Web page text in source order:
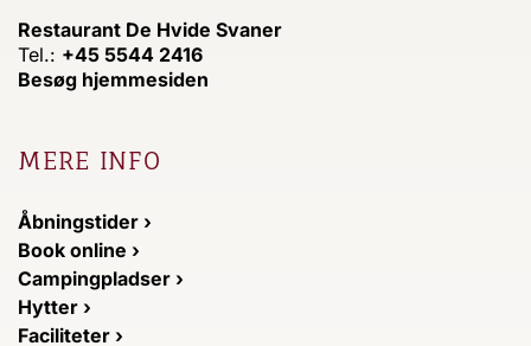
Restaurant De Hvide Svaner
Tel.: +45 5544 2416
Besøg hjemmesiden
MERE INFO
Åbningstider ›
Book online ›
Campingpladser ›
Hytter ›
Faciliteter ›